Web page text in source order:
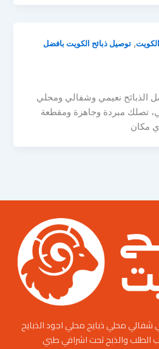
,توصيل ذبائح الكويت بافضل
الذبائح نعيمي وشفالي ومحلي
تصلك مبردة وجاهزة ومقطعة
مكان
محلي ذبايح محلي اجود الذبايح
الطلب والذبح تحت اشرافي طبي